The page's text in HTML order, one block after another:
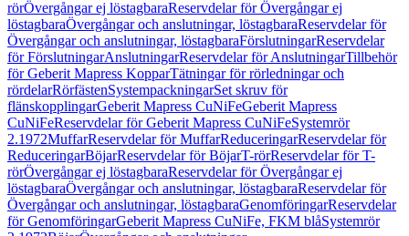
rörÖvergångar ej löstagbaraReservdelar för Övergångar ej
löstagbaraÖvergångar och anslutningar, löstagbaraReservdelar för
Övergångar och anslutningar, löstagbaraFörslutningarReservdelar
för FörslutningarAnslutningarReservdelar för AnslutningarTillbehör
för Geberit Mapress KopparTätningar för rörledningar och
rördelarRörfästenSystempackningarSet skruv för
flänskopplingarGeberit Mapress CuNiFeGeberit Mapress
CuNiFeReservdelar för Geberit Mapress CuNiFeSystemrör
2.1972MuffarReservdelar för MuffarReduceringarReservdelar för
ReduceringarBöjarReservdelar för BöjarT-rörReservdelar för T-
rörÖvergångar ej löstagbaraReservdelar för Övergångar ej
löstagbaraÖvergångar och anslutningar, löstagbaraReservdelar för
Övergångar och anslutningar, löstagbaraGenomföringarReservdelar
för GenomföringarGeberit Mapress CuNiFe, FKM blåSystemrör